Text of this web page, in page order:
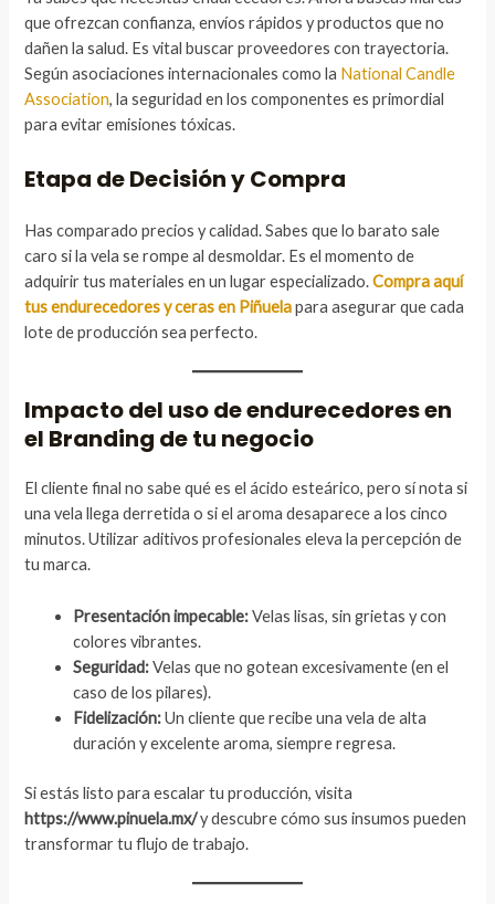
que ofrezcan confianza, envíos rápidos y productos que no
dañen la salud. Es vital buscar proveedores con trayectoria.
Según asociaciones internacionales como la National Candle
Association, la seguridad en los componentes es primordial
para evitar emisiones tóxicas.
Etapa de Decisión y Compra
Has comparado precios y calidad. Sabes que lo barato sale
caro si la vela se rompe al desmoldar. Es el momento de
adquirir tus materiales en un lugar especializado.Compra aquí
tus endurecedores y ceras en Piñuelapara asegurar que cada
lote de producción sea perfecto.
Impacto del uso de endurecedores en
el Branding de tu negocio
El cliente final no sabe qué es el ácido esteárico, pero sí nota si
una vela llega derretida o si el aroma desaparece a los cinco
minutos. Utilizar aditivos profesionales eleva la percepción de
tu marca.
Presentación impecable:Velas lisas, sin grietas y con
colores vibrantes.
Seguridad:Velas que no gotean excesivamente (en el
caso de los pilares).
Fidelización:Un cliente que recibe una vela de alta
duración y excelente aroma, siempre regresa.
Si estás listo para escalar tu producción, visita
https://www.pinuela.mx/y descubre cómo sus insumos pueden
transformar tu flujo de trabajo.